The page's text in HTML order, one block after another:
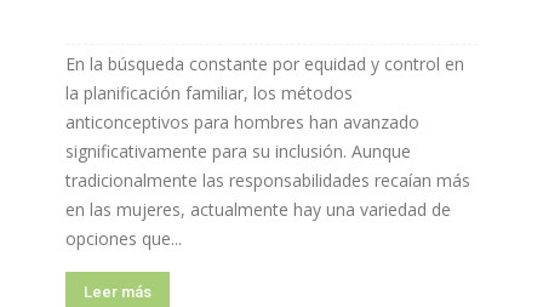
En la búsqueda constante por equidad y control en
la planificación familiar, los métodos
anticonceptivos para hombres han avanzado
significativamente para su inclusión. Aunque
tradicionalmente las responsabilidades recaían más
en las mujeres, actualmente hay una variedad de
opciones que...
Leer más